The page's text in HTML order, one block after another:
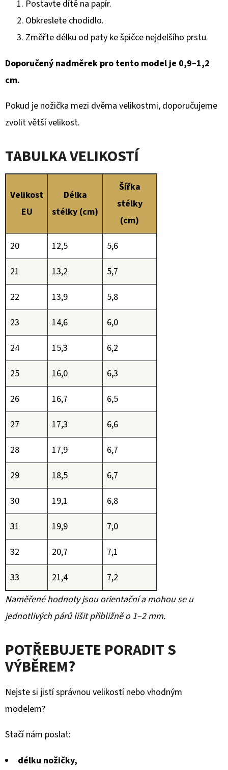
Postavte dítě na papír.
Obkreslete chodidlo.
Změřte délku od paty ke špičce nejdelšího prstu.
Doporučený nadměrek pro tento model je 0,9–1,2
cm.
Pokud je nožička mezi dvěma velikostmi, doporučujeme
zvolit větší velikost.
TABULKA VELIKOSTÍ
Velikost
EU
Délka
stélky (cm)
Šířka
stélky
(cm)
20
12,5
5,6
21
13,2
5,7
22
13,9
5,8
23
14,6
6,0
24
15,3
6,2
25
16,0
6,3
26
16,7
6,5
27
17,3
6,6
28
17,9
6,7
29
18,5
6,7
30
19,1
6,8
31
19,9
7,0
32
20,7
7,1
33
21,4
7,2
Naměřené hodnoty jsou orientační a mohou se u
jednotlivých párů lišit přibližně o 1–2 mm.
POTŘEBUJETE PORADIT S
VÝBĚREM?
Nejste si jistí správnou velikostí nebo vhodným
modelem?
Stačí nám poslat:
délku nožičky,